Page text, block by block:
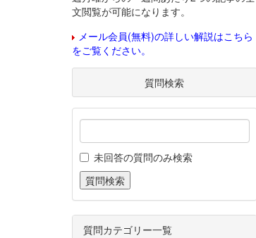
文閲覧が可能になります。
メール会員(無料)の詳しい解説はこちら
をご覧ください。
質問検索
未回答の質問のみ検索
質問カテゴリー一覧